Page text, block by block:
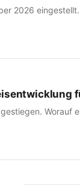
2026
Worauf